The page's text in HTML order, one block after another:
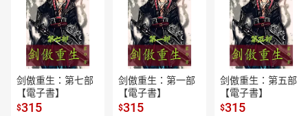
剑傲重生：第七部
【電子書】
$315
剑傲重生：第一部
【電子書】
$315
剑傲重生：第五部
【電子書】
$315